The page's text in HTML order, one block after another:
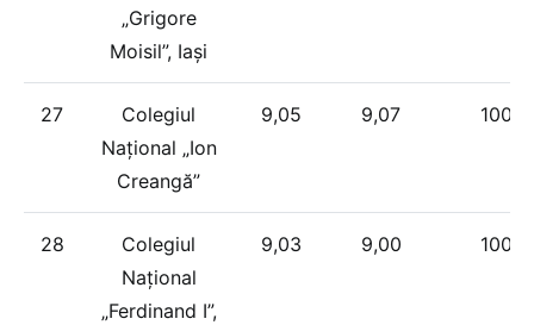
„Grigore
Moisil”, Iași
27
Colegiul
Național „Ion
Creangă”
9,05 9,07 100%
28
Colegiul
Național
„Ferdinand I”,
9,03 9,00 100%